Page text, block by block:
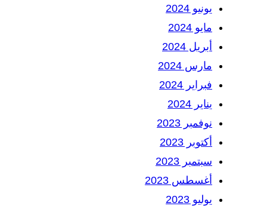
يونيو 2024
مايو 2024
أبريل 2024
مارس 2024
فبراير 2024
يناير 2024
نوفمبر 2023
أكتوبر 2023
سبتمبر 2023
أغسطس 2023
يوليو 2023